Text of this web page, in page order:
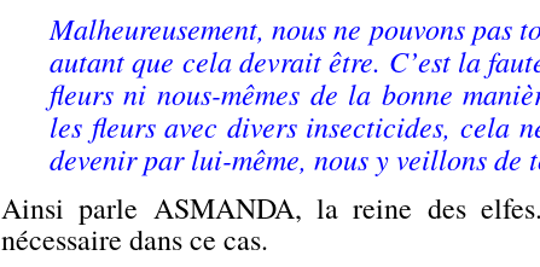
Malheureusement, nous ne pouvons pas
autant que cela devrait être. C’est la
fleurs ni nous-mêmes de la bonne
les fleurs avec divers insecticides, cela
devenir par lui-même, nous y veillons de
Ainsi parle ASMANDA, la reine des
nécessaire dans ce cas.